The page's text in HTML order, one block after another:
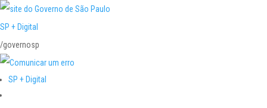
SP + Digital
/governosp
SP + Digital